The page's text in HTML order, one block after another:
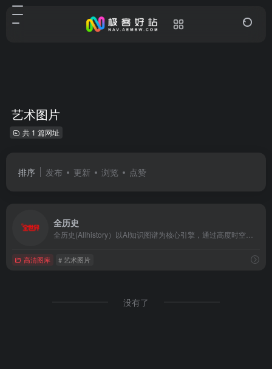
艺术图片
共 1 篇网址
排序 发布 更新 浏览 点赞
全历史
高清图库 # 艺术图片
没有了